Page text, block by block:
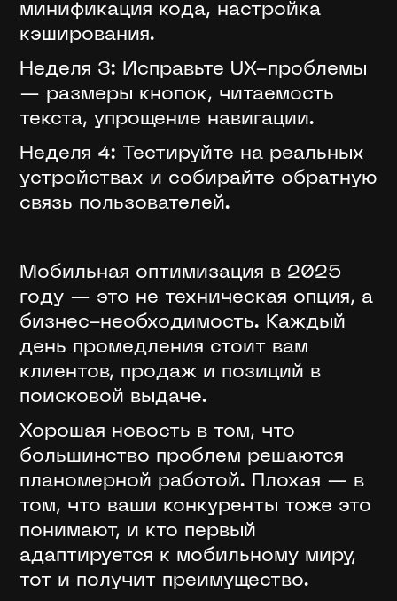
минификация кода, настройка
кэширования.
Неделя 3: Исправьте UX-проблемы
— размеры кнопок, читаемость
текста, упрощение навигации.
Неделя 4: Тестируйте на реальных
устройствах и собирайте обратную
связь пользователей.
Мобильная оптимизация в 2025
году — это не техническая опция, а
бизнес-необходимость. Каждый
день промедления стоит вам
клиентов, продаж и позиций в
поисковой выдаче.
Хорошая новость в том, что
большинство проблем решаются
планомерной работой. Плохая — в
том, что ваши конкуренты тоже это
понимают, и кто первый
адаптируется к мобильному миру,
тот и получит преимущество.